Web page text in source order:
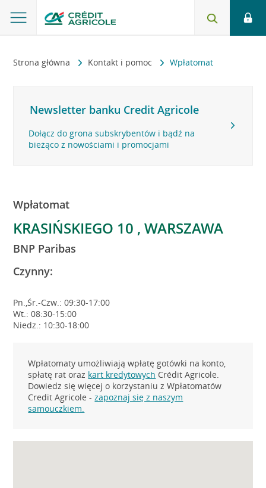
Strona główna Kontakt i pomoc Wpłatomat
Newsletter banku Credit Agricole
Dołącz do grona subskrybentów i bądź na
bieżąco z nowościami i promocjami
Wpłatomat
KRASIŃSKIEGO 10 , WARSZAWA
BNP Paribas
Czynny:
Pn.,Śr.-Czw.: 09:30-17:00
Wt.: 08:30-15:00
Niedz.: 10:30-18:00
Wpłatomaty umożliwiają wpłatę gotówki na konto,
spłatę rat oraz kart kredytowych Crédit Agricole.
Dowiedz się więcej o korzystaniu z Wpłatomatów
Credit Agricole -zapoznaj się z naszym
samouczkiem.